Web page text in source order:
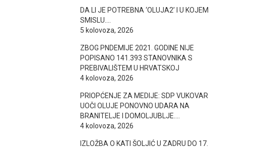
DA LI JE POTREBNA ‘OLUJA2’ I U KOJEM
SMISLU….
5 kolovoza, 2026
ZBOG PNDEMIJE 2021. GODINE NIJE
POPISANO 141.393 STANOVNIKA S
PREBIVALIŠTEM U HRVATSKOJ
4 kolovoza, 2026
PRIOPĆENJE ZA MEDIJE: SDP VUKOVAR
UOČI OLUJE PONOVNO UDARA NA
BRANITELJE I DOMOLJUBLJE….
4 kolovoza, 2026
IZLOŽBA O KATI ŠOLJIĆ U ZADRU DO 17.